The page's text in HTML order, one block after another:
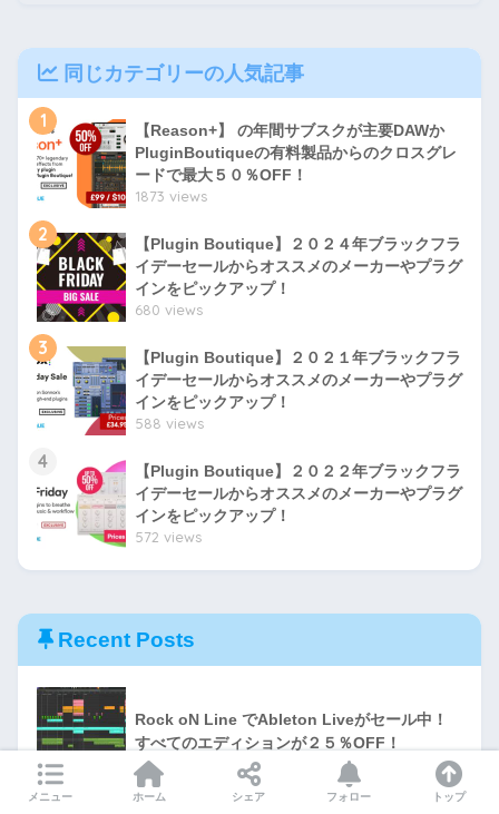
同じカテゴリーの人気記事
1
【Reason+】 の年間サブスクが主要DAWか
PluginBoutiqueの有料製品からのクロスグレ
ードで最大５０％OFF！
1873 views
2
【Plugin Boutique】２０２４年ブラックフラ
イデーセールからオススメのメーカーやプラグ
インをピックアップ！
680 views
3
【Plugin Boutique】２０２１年ブラックフラ
イデーセールからオススメのメーカーやプラグ
インをピックアップ！
588 views
4
【Plugin Boutique】２０２２年ブラックフラ
イデーセールからオススメのメーカーやプラグ
インをピックアップ！
572 views
Recent Posts
Rock oN Line でAbleton Liveがセール中！
すべてのエディションが２５％OFF！
メニュー ホーム シェア フォロー トップ